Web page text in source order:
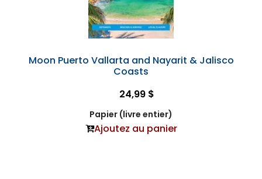
Moon Puerto Vallarta and Nayarit & Jalisco
Coasts
24,99 $
Papier (livre entier)
Ajoutez au panier